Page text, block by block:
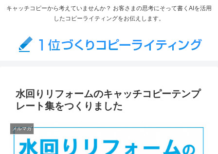
キャッチコピーから考えていませんか？ お客さまの思考にそって書くAIを活用
したコピーライティングをお伝えします。
水回りリフォームのキャッチコピーテンプ
レート集をつくりました
メルマガ